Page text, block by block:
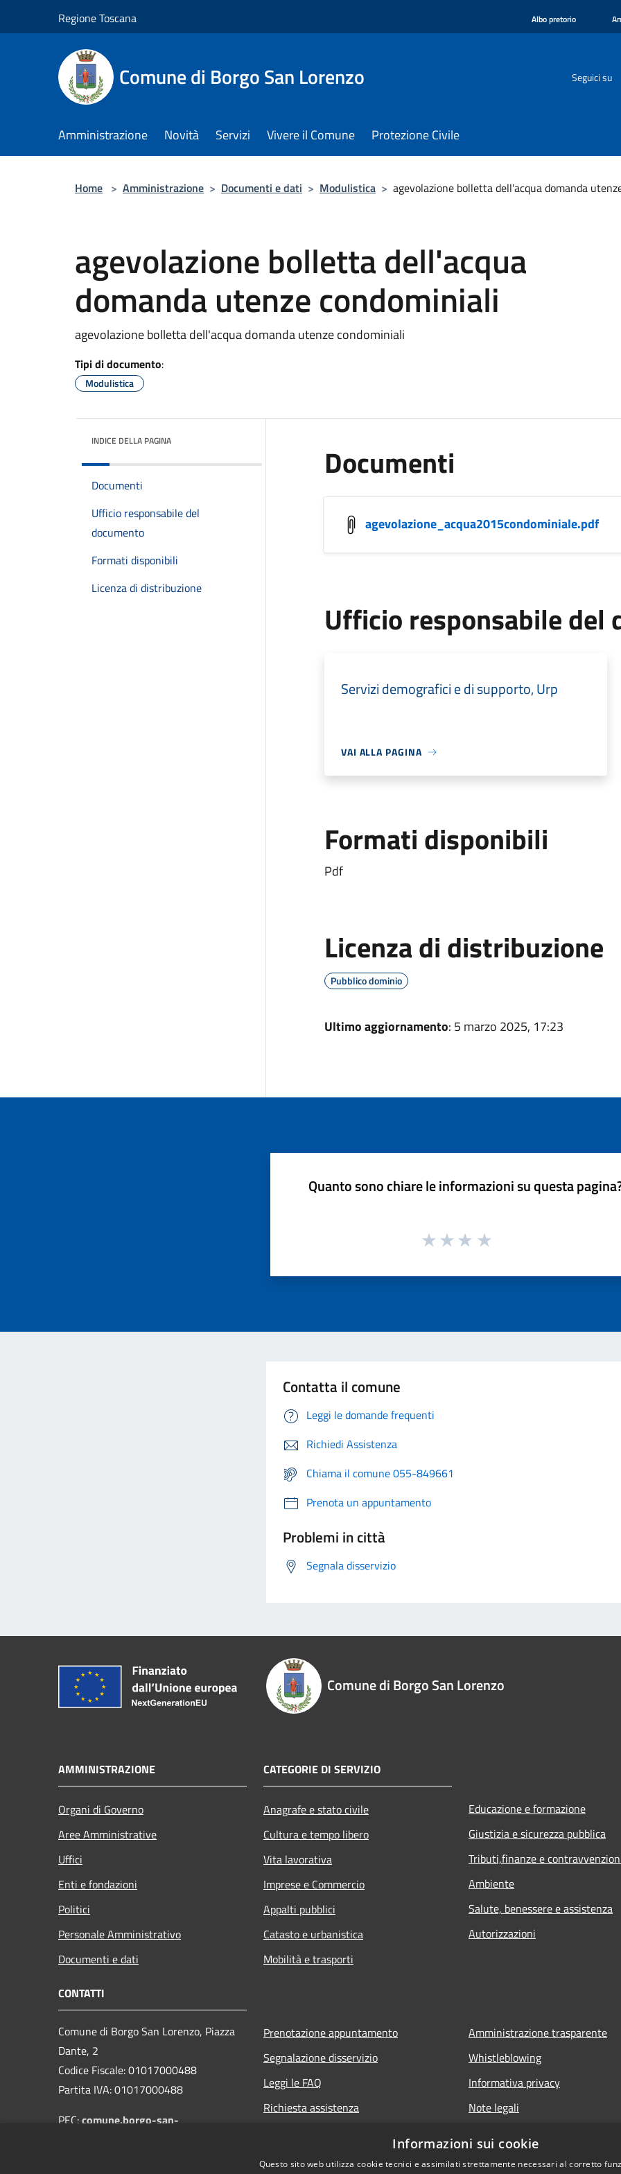
Regione Toscana Albo pretorio
Comune di Borgo San Lorenzo Seguici su
Amministrazione Novità Servizi Vivere il Comune Protezione Civile
Home > Amministrazione > Documenti e dati > Modulistica > agevolazione bolletta dell'acqua domanda
agevolazione bolletta dell'acqua
domanda utenze condominiali
agevolazione bolletta dell'acqua domanda utenze condominiali
Tipi di documento:
Modulistica
INDICE DELLA PAGINA
Documenti
Ufficio responsabile del
documento
Formati disponibili
Licenza di distribuzione
Documenti
agevolazione_acqua2015condominiale.pdf
Ufficio responsabile del
Servizi demografici e di supporto, Urp
VAI ALLA PAGINA
Formati disponibili
Pdf
Licenza di distribuzione
Pubblico dominio
Ultimo aggiornamento: 5 marzo 2025, 17:23
Quanto sono chiare le informazioni su questa
Contatta il comune
Leggi le domande frequenti
Richiedi Assistenza
Chiama il comune 055-849661
Prenota un appuntamento
Problemi in città
Segnala disservizio
Comune di Borgo San Lorenzo
AMMINISTRAZIONE
Organi di Governo
Aree Amministrative
Uffici
Enti e fondazioni
Politici
Personale Amministrativo
Documenti e dati
CATEGORIE DI SERVIZIO
Anagrafe e stato civile
Cultura e tempo libero
Vita lavorativa
Imprese e Commercio
Appalti pubblici
Catasto e urbanistica
Mobilità e trasporti
Educazione e formazione
Giustizia e sicurezza pubblica
Tributi,finanze e
Ambiente
Salute, benessere e assistenza
Autorizzazioni
CONTATTI
Comune di Borgo San Lorenzo, Piazza
Dante, 2
Codice Fiscale: 01017000488
Partita IVA: 01017000488
PEC:comune.borgo-san-
Prenotazione appuntamento
Segnalazione disservizio
Leggi le FAQ
Richiesta assistenza
Amministrazione trasparente
Whistleblowing
Informativa privacy
Note legali
Informazioni sui cookie
Questo sito web utilizza cookie tecnici e assimilati strettamente necessari al corretto